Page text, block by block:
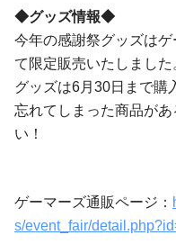
◆グッズ情報◆
今年の感謝祭グッズは
て限定販売いたしました
グッズは6月30日まで購
忘れてしまった商品が
い！
ゲーマーズ通販ページ：
s/event_fair/